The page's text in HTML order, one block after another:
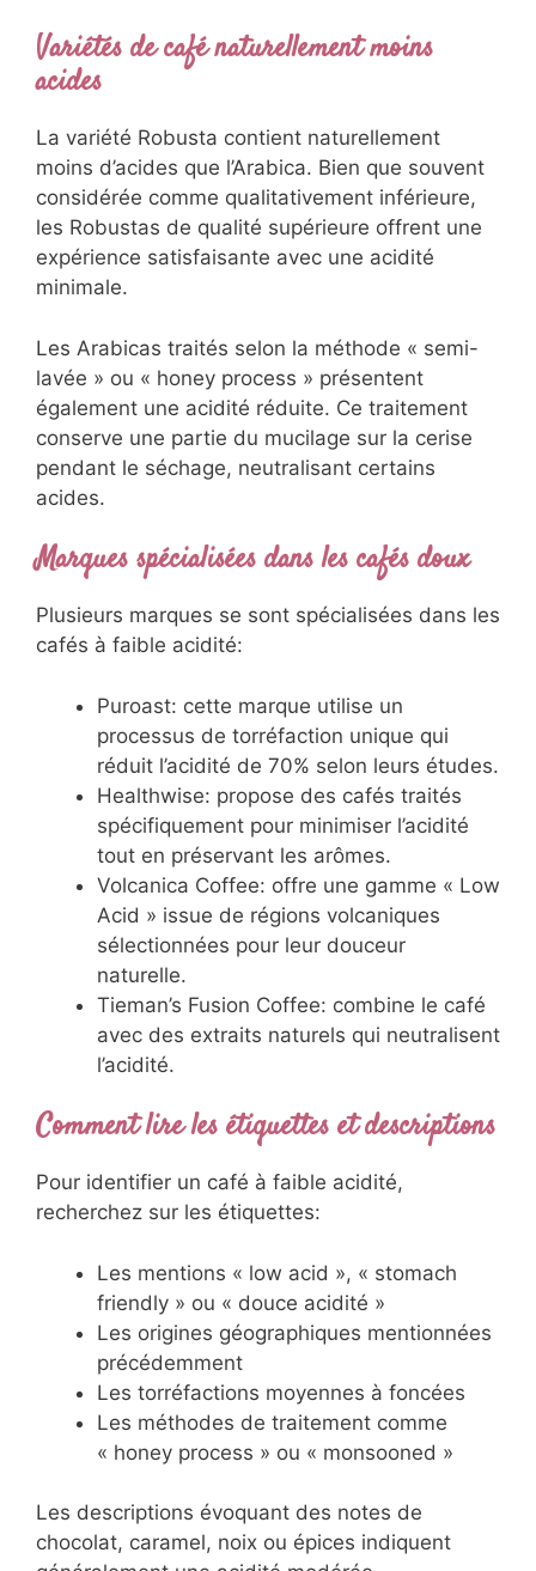
Variétés de café naturellement moins
acides
La variété Robusta contient naturellement
moins d’acides que l’Arabica. Bien que souvent
considérée comme qualitativement inférieure,
les Robustas de qualité supérieure offrent une
expérience satisfaisante avec une acidité
minimale.
Les Arabicas traités selon la méthode « semi-
lavée » ou « honey process » présentent
également une acidité réduite. Ce traitement
conserve une partie du mucilage sur la cerise
pendant le séchage, neutralisant certains
acides.
Marques spécialisées dans les cafés doux
Plusieurs marques se sont spécialisées dans les
cafés à faible acidité:
Puroast: cette marque utilise un
processus de torréfaction unique qui
réduit l’acidité de 70% selon leurs études.
Healthwise: propose des cafés traités
spécifiquement pour minimiser l’acidité
tout en préservant les arômes.
Volcanica Coffee: offre une gamme « Low
Acid » issue de régions volcaniques
sélectionnées pour leur douceur
naturelle.
Tieman’s Fusion Coffee: combine le café
avec des extraits naturels qui neutralisent
l’acidité.
Comment lire les étiquettes et descriptions
Pour identifier un café à faible acidité,
recherchez sur les étiquettes:
Les mentions « low acid », « stomach
friendly » ou « douce acidité »
Les origines géographiques mentionnées
précédemment
Les torréfactions moyennes à foncées
Les méthodes de traitement comme
« honey process » ou « monsooned »
Les descriptions évoquant des notes de
chocolat, caramel, noix ou épices indiquent